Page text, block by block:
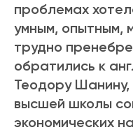
проблемах
умным, опытным,
трудно
обратились к
Теодору Шанину,
высшей школы
экономических